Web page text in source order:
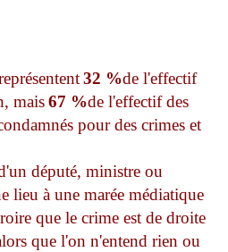
32 %de l'effectif
mais67 %de l'effectif des
pour des crimes et
député, ministre ou
lieu à une marée médiatique
que le crime est de droite
que l'on n'entend rien ou